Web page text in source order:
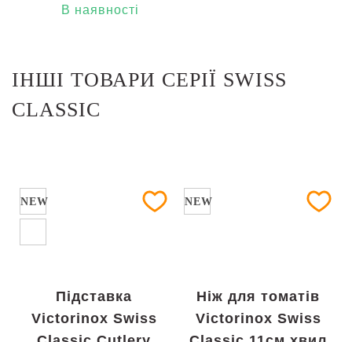
В наявності
ІНШІ ТОВАРИ СЕРІЇ SWISS
CLASSIC
NEW
Підставка
Victorinox Swiss
NEW
Ніж для томатів
Victorinox Swiss